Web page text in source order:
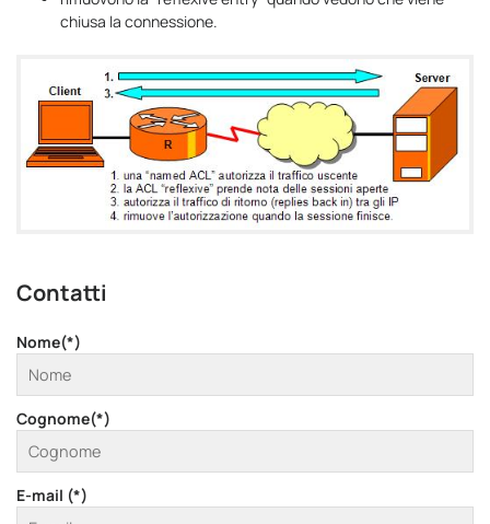
chiusa la connessione.
Contatti
Nome(*)
Cognome(*)
E-mail (*)